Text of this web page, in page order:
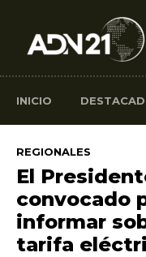
INICIO
REGIONALES
El
convocado
informar
tarifa